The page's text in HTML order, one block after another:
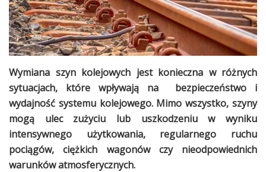
Wymiana szyn kolejowych jest konieczna w różnych
sytuacjach, które wpływają na bezpieczeństwo i
wydajność systemu kolejowego. Mimo wszystko, szyny
mogą ulec zużyciu lub uszkodzeniu w wyniku
intensywnego użytkowania, regularnego ruchu
pociągów, ciężkich wagonów czy nieodpowiednich
warunków atmosferycznych.